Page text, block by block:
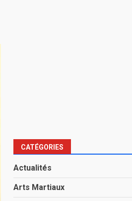
CATÉGORIES
Actualités
Arts Martiaux